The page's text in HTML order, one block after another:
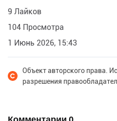
9 Лайков
104 Просмотра
1 Июнь 2026, 15:43
Объект авторского права.
разрешения